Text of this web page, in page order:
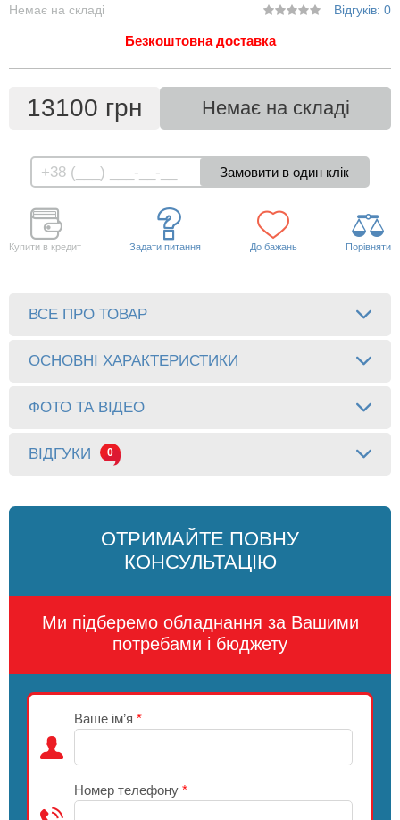
Немає на складі Відгуків: 0
Безкоштовна доставка
13100 грн Немає на складі
Купити в кредит Задати питання До бажань Порівняти
ВСЕ ПРО ТОВАР
ОСНОВНІ ХАРАКТЕРИСТИКИ
ФОТО ТА ВІДЕО
ВІДГУКИ 0
ОТРИМАЙТЕ ПОВНУ
КОНСУЛЬТАЦІЮ
Ми підберемо обладнання за Вашими
потребами і бюджету
Ваше ім’я *
Номер телефону *